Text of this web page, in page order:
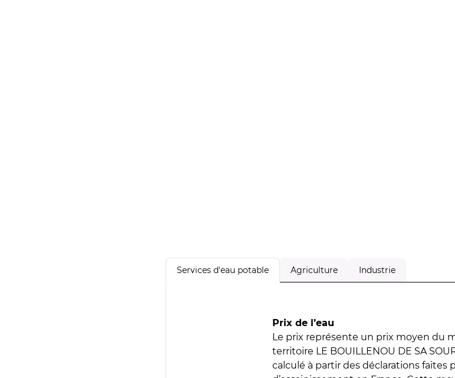
Services d'eau potable Agriculture Industrie
Prix de l’eau
Le prix représente un prix moyen du
territoire LE BOUILLENOU DE SA
calculé à partir des déclarations faites